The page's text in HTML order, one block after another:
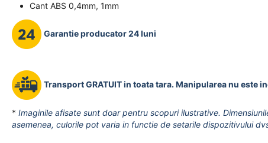
Cant ABS 0,4mm, 1mm
Garantie producator 24 luni
Transport GRATUIT in toata tara. Manipularea nu este
* Imaginile afisate sunt doar pentru scopuri ilustrative.
asemenea, culorile pot varia in functie de setarile dispozitivului